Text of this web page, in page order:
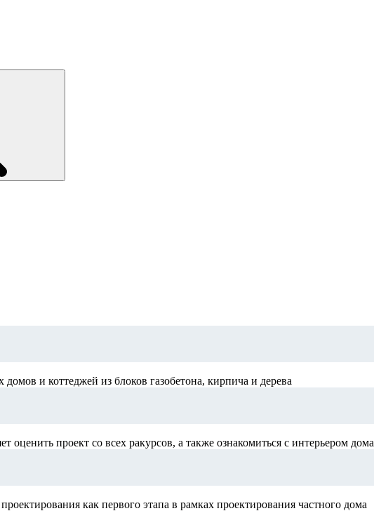
и коттеджей из блоков газобетона, кирпича и дерева
оценить проект со всех ракурсов, а также ознакомиться с интерьером дома
как первого этапа в рамках проектирования частного дома